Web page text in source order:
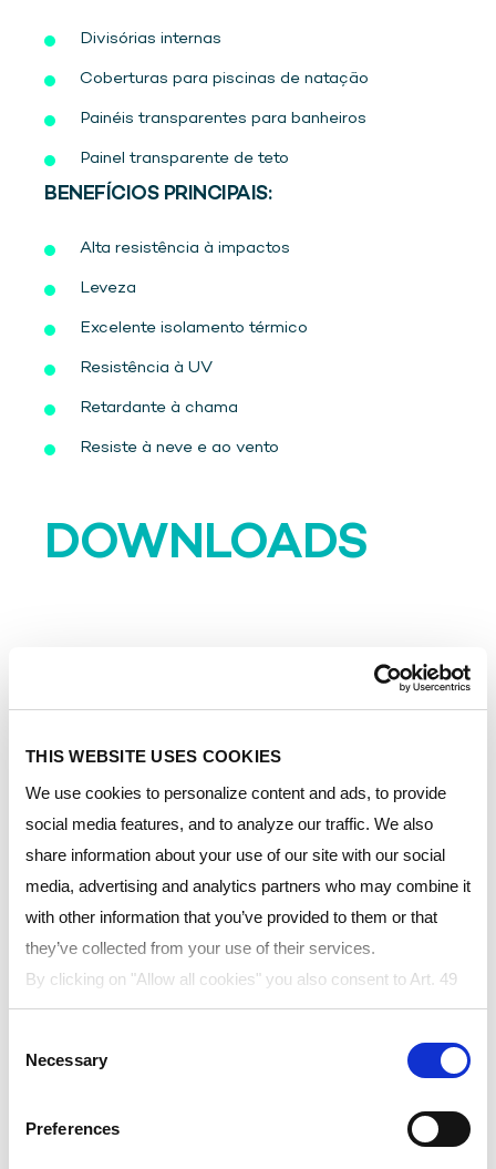
THIS WEBSITE USES COOKIES
We use cookies to personalize content and ads, to provide
social media features, and to analyze our traffic. We also
share information about your use of our site with our social
media, advertising and analytics partners who may combine it
with other information that you’ve provided to them or that
they’ve collected from your use of their services.
By clicking on "Allow all cookies" you also consent to Art. 49
para. 1 sentence 1 lit a GDPR that your data will be
processed in the USA. The United States is judged by the
European Court of Justice to be a country with an inadequate
particular, there is a risk that your data may be processed by
Selection
Necessary
Preferences
Divisórias internas
Coberturas para piscinas de natação
Painéis transparentes para banheiros
Painel transparente de teto
BENEFÍCIOS PRINCIPAIS:
Alta resistência à impactos
Leveza
Excelente isolamento térmico
Resistência à UV
Retardante à chama
Resiste à neve e ao vento
DOWNLOADS
Region:
Title
English